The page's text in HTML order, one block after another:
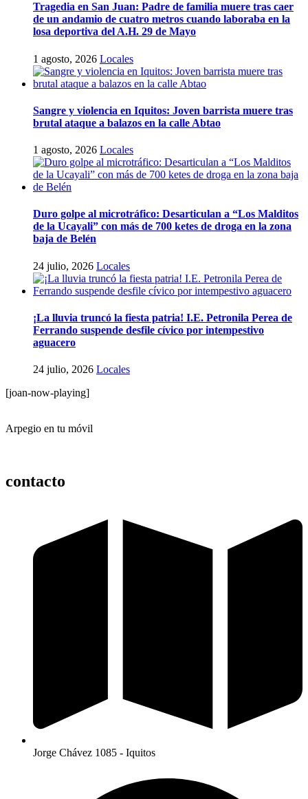
Tragedia en San Juan: Padre de familia muere tras caer
de un andamio de cuatro metros cuando laboraba en la
losa deportiva del A.H. 29 de Mayo
1 agosto, 2026 Locales
Sangre y violencia en Iquitos: Joven barrista muere tras
brutal ataque a balazos en la calle Abtao
1 agosto, 2026 Locales
Duro golpe al microtráfico: Desarticulan a “Los Malditos
de la Ucayali” con más de 700 ketes de droga en la zona
baja de Belén
24 julio, 2026 Locales
¡La lluvia truncó la fiesta patria! I.E. Petronila Perea de
Ferrando suspende desfile cívico por intempestivo
aguacero
24 julio, 2026 Locales
[joan-now-playing]
Arpegio en tu móvil
contacto
Jorge Chávez 1085 - Iquitos